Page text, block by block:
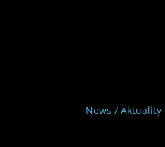
News / Aktuality